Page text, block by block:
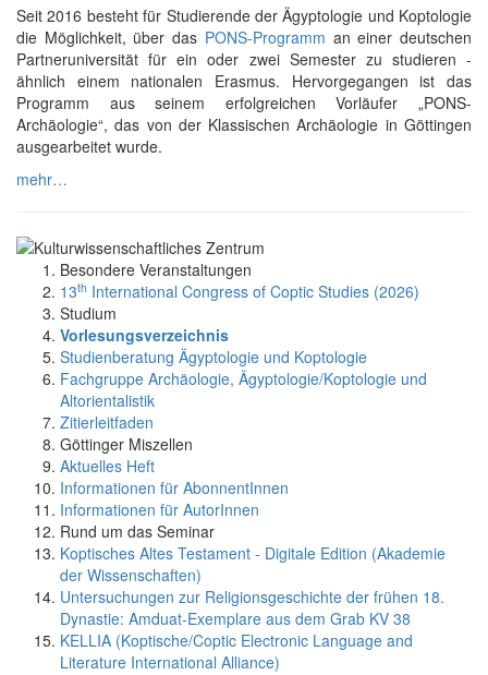
Seit 2016 besteht für Studierende der Ägyptologie und Koptologie
die Möglichkeit, über das PONS-Programm an einer deutschen
Partneruniversität für ein oder zwei Semester zu studieren -
ähnlich einem nationalen Erasmus. Hervorgegangen ist das
Programm aus seinem erfolgreichen Vorläufer „PONS-
Archäologie“, das von der Klassischen Archäologie in Göttingen
ausgearbeitet wurde.
mehr…
Besondere Veranstaltungen
13th International Congress of Coptic Studies (2026)
Studium
Vorlesungsverzeichnis
Studienberatung Ägyptologie und Koptologie
Fachgruppe Archäologie, Ägyptologie/Koptologie und
Altorientalistik
Zitierleitfaden
Göttinger Miszellen
Aktuelles Heft
Informationen für AbonnentInnen
Informationen für AutorInnen
Rund um das Seminar
Koptisches Altes Testament - Digitale Edition (Akademie
der Wissenschaften)
Untersuchungen zur Religionsgeschichte der frühen 18.
Dynastie: Amduat-Exemplare aus dem Grab KV 38
KELLIA (Koptische/Coptic Electronic Language and
Literature International Alliance)